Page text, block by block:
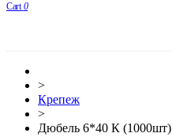
Cart 0
>
Крепеж
>
Дюбель 6*40 К (1000шт)